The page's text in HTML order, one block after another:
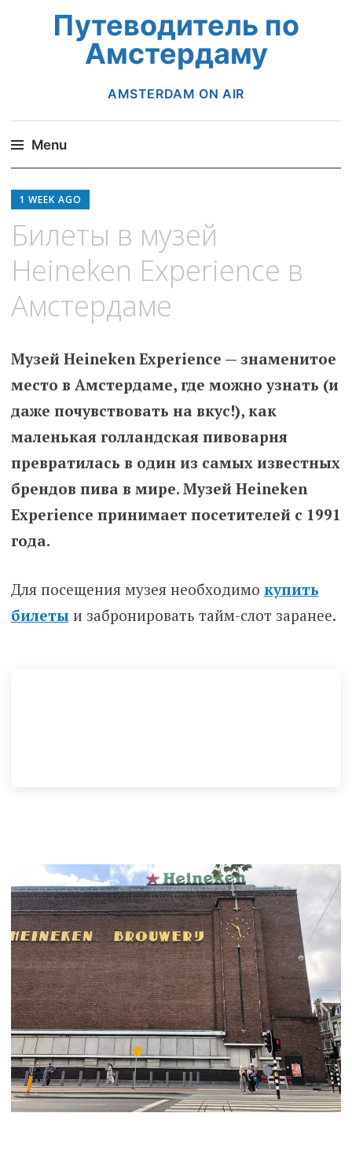
Путеводитель по
Амстердаму
AMSTERDAM ON AIR
Menu
to1 WEEK AGO
Билеты в музей
Heineken Experience в
Амстердаме
Музей Heineken Experience — знаменитое
место в Амстердаме, где можно узнать (и
даже почувствовать на вкус!), как
маленькая голландская пивоварня
превратилась в один из самых известных
брендов пива в мире. Музей Heineken
Experience принимает посетителей с 1991
года.
Для посещения музея необходимо купить
билетыи забронировать тайм-слот заранее.